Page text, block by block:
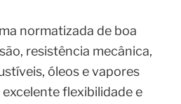
normatizada de boa
resistência mecânica,
óleos e vapores
flexibilidade e